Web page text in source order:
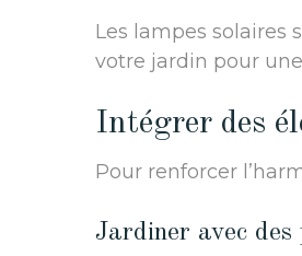
Les lampes solaires
votre jardin pour
Intégrer des
Pour renforcer
Jardiner avec des